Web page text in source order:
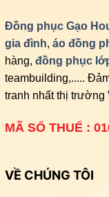
Đồng phục Gạo
gia đình, áo đồng
hàng, đồng phục
teambuilding,.....
tranh nhất thị trường
MÃ SỐ THUẾ :
VỀ CHÚNG TÔI